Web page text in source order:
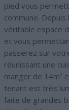
pied vous
commune.
véritable espace
et vous
passerez sur
réunissant une
manger de 14m²
tenant est très
faite de grandes